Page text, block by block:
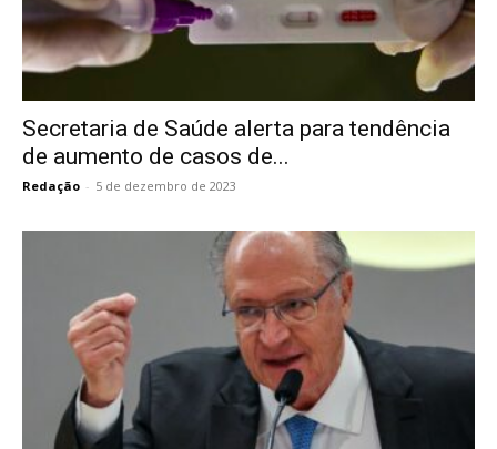
Secretaria de Saúde alerta para tendência
de aumento de casos de...
Redação - 5 de dezembro de 2023